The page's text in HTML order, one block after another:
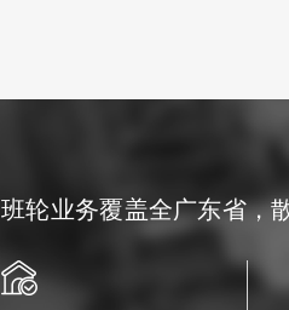
班轮业务覆盖全广东省，